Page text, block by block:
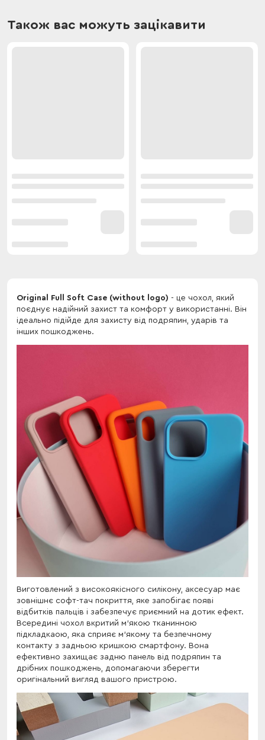
Також вас можуть зацікавити
Original Full Soft Case (without logo) - це чохол, який
поєднує надійний захист та комфорт у використанні. Він
ідеально підійде для захисту від подряпин, ударів та
інших пошкоджень.
Виготовлений з високоякісного силікону, аксесуар має
зовнішнє софт-тач покриття, яке запобігає появі
відбитків пальців і забезпечує приємний на дотик ефект.
Всередині чохол вкритий м'якою тканинною
підкладкаою, яка сприяє м'якому та безпечному
контакту з задньою кришкою смартфону. Вона
ефективно захищає задню панель від подряпин та
дрібних пошкоджень, допомагаючи зберегти
оригінальний вигляд вашого пристрою.